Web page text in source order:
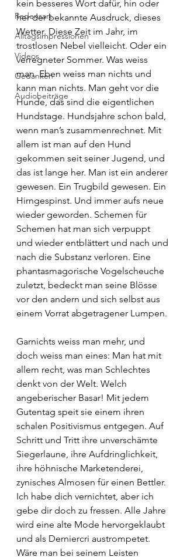
Redensart
Alltagsimpressionen
Videos
Gedanken
Audiobeiträge
kein besseres Wort dafür, hin oder
her der bekannte Ausdruck, dieses
Wetter. Diese Zeit im Jahr, im
trostlosen Nebel vielleicht. Oder ein
verregneter Sommer. Was weiss
man. Eben weiss man nichts und
kann man nichts. Man geht vor die
Hunde, das sind die eigentlichen
Hundstage. Hundsjahre schon bald,
wenn man’s zusammenrechnet. Mit
allem ist man auf den Hund
gekommen seit seiner Jugend, und
das ist lange her. Man ist ein anderer
gewesen. Ein Trugbild gewesen. Ein
Hirngespinst. Und immer aufs neue
wieder geworden. Schemen für
Schemen hat man sich verpuppt
und wieder entblättert und nach und
nach die Substanz verloren. Eine
phantasmagorische Vogelscheuche
zuletzt, bedeckt man seine Blösse
vor den andern und sich selbst aus
einem Vorrat abgetragener Lumpen.
Garnichts weiss man mehr, und
doch weiss man eines: Man hat mit
allem recht, was man Schlechtes
denkt von der Welt. Welch
angeberischer Basar! Mit jedem
Gutentag speit sie einem ihren
schalen Positivismus entgegen. Auf
Schritt und Tritt ihre unverschämte
Siegerlaune, ihre Aufdringlichkeit,
ihre höhnische Marketenderei,
zynisches Almosen für einen Bettler.
Ich habe dich vernichtet, aber ich
gebe dir doch zu fressen. Alle Jahre
wird eine alte Mode hervorgeklaubt
und als Derniercri austrompetet.
Wäre man bei seinem Leisten